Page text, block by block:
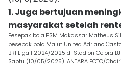
1. Juga bertujuan
masyarakat setelah
Pesepak bola PSM Makassar Matheus
pesepak bola Malut United Adriano
BRI Liga 1 2024/2025 di Stadion Gelora
Sabtu (10/05/2025). ANTARA FOTO/